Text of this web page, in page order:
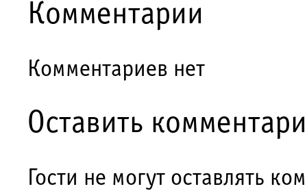
Комментарии
Комментариев нет
Оставить
Гости не могут оставлять